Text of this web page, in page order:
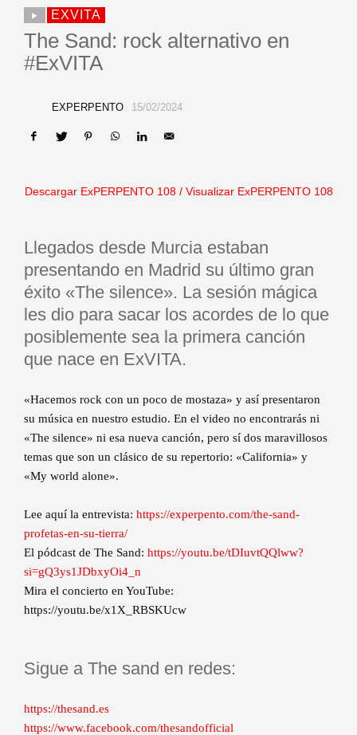
EXVITA
The Sand: rock alternativo en
#ExVITA
EXPERPENTO 15/02/2024
Descargar ExPERPENTO 108/ Visualizar ExPERPENTO 108
Llegados desde Murcia estaban
presentando en Madrid su último gran
éxito «The silence». La sesión mágica
les dio para sacar los acordes de lo que
posiblemente sea la primera canción
que nace en ExVITA.
«Hacemos rock con un poco de mostaza» y así presentaron
su música en nuestro estudio. En el video no encontrarás ni
«The silence» ni esa nueva canción, pero sí dos maravillosos
temas que son un clásico de su repertorio: «California» y
«My world alone».
Lee aquí la entrevista: https://experpento.com/the-sand-
profetas-en-su-tierra/
El pódcast de The Sand: https://youtu.be/tDIuvtQQlww?
si=gQ3ys1JDbxyOi4_n
Mira el concierto en YouTube:
https://youtu.be/x1X_RBSKUcw
Sigue a The sand en redes:
https://thesand.es
https://www.facebook.com/thesandofficial